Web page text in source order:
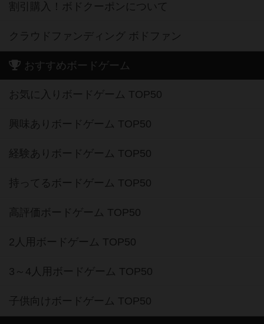
割引購入！ボドクーポンについて
クラウドファンディング ボドファン
おすすめボードゲーム
お気に入りボードゲーム TOP50
興味ありボードゲーム TOP50
経験ありボードゲーム TOP50
持ってるボードゲーム TOP50
高評価ボードゲーム TOP50
2人用ボードゲーム TOP50
3～4人用ボードゲーム TOP50
子供向けボードゲーム TOP50